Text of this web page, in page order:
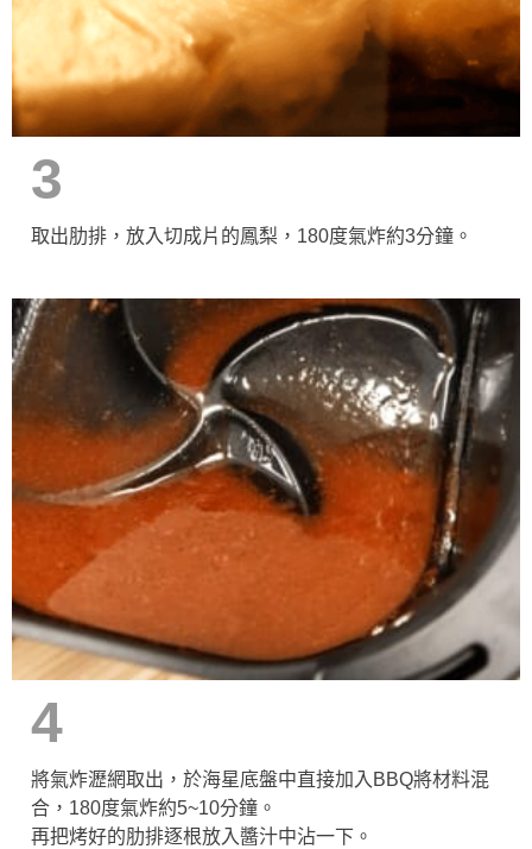
3
取出肋排，放入切成片的鳳梨，180度氣炸約3分鐘。
4
將氣炸瀝網取出，於海星底盤中直接加入BBQ將材料混
合，180度氣炸約5~10分鐘。
再把烤好的肋排逐根放入醬汁中沾一下。